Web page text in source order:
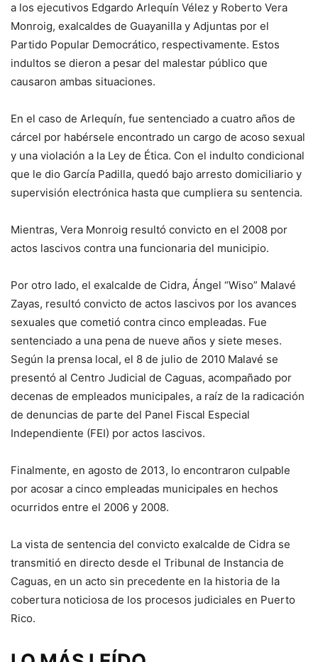
a los ejecutivos Edgardo Arlequín Vélez y Roberto Vera
Monroig, exalcaldes de Guayanilla y Adjuntas por el
Partido Popular Democrático, respectivamente. Estos
indultos se dieron a pesar del malestar público que
causaron ambas situaciones.
En el caso de Arlequín, fue sentenciado a cuatro años de
cárcel por habérsele encontrado un cargo de acoso sexual
y una violación a la Ley de Ética. Con el indulto condicional
que le dio García Padilla, quedó bajo arresto domiciliario y
supervisión electrónica hasta que cumpliera su sentencia.
Mientras, Vera Monroig resultó convicto en el 2008 por
actos lascivos contra una funcionaria del municipio.
Por otro lado, el exalcalde de Cidra, Ángel “Wiso” Malavé
Zayas, resultó convicto de actos lascivos por los avances
sexuales que cometió contra cinco empleadas. Fue
sentenciado a una pena de nueve años y siete meses.
Según la prensa local, el 8 de julio de 2010 Malavé se
presentó al Centro Judicial de Caguas, acompañado por
decenas de empleados municipales, a raíz de la radicación
de denuncias de parte del Panel Fiscal Especial
Independiente (FEI) por actos lascivos.
Finalmente, en agosto de 2013, lo encontraron culpable
por acosar a cinco empleadas municipales en hechos
ocurridos entre el 2006 y 2008.
La vista de sentencia del convicto exalcalde de Cidra se
transmitió en directo desde el Tribunal de Instancia de
Caguas, en un acto sin precedente en la historia de la
cobertura noticiosa de los procesos judiciales en Puerto
Rico.